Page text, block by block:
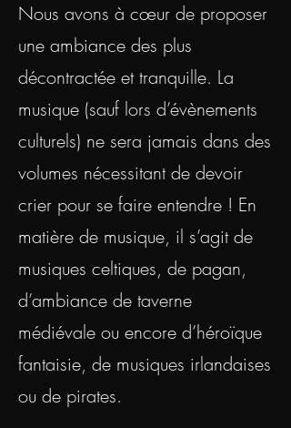
Nous avons à cœur de proposer
une ambiance des plus
décontractée et tranquille. La
musique (sauf lors d’évènements
culturels) ne sera jamais dans des
volumes nécessitant de devoir
crier pour se faire entendre ! En
matière de musique, il s’agit de
musiques celtiques, de pagan,
d’ambiance de taverne
médiévale ou encore d’héroïque
fantaisie, de musiques irlandaises
ou de pirates.